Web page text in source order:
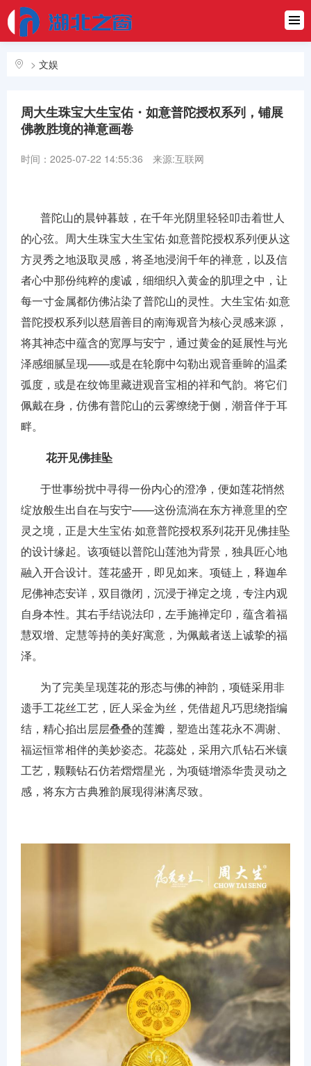
首页
文娱
> 文娱
周大生珠宝大生宝佑・如意普陀授权系列，铺展
佛教胜境的禅意画卷
时间：2025-07-22 14:55:36 来源:互联网
普陀山的晨钟暮鼓，在千年光阴里轻轻叩击着世人
的心弦。周大生珠宝大生宝佑·如意普陀授权系列便从这
方灵秀之地汲取灵感，将圣地浸润千年的禅意，以及信
者心中那份纯粹的虔诚，细细织入黄金的肌理之中，让
每一寸金属都仿佛沾染了普陀山的灵性。大生宝佑·如意
普陀授权系列以慈眉善目的南海观音为核心灵感来源，
将其神态中蕴含的宽厚与安宁，通过黄金的延展性与光
泽感细腻呈现——或是在轮廓中勾勒出观音垂眸的温柔
弧度，或是在纹饰里藏进观音宝相的祥和气韵。将它们
佩戴在身，仿佛有普陀山的云雾缭绕于侧，潮音伴于耳
畔。
花开见佛挂坠
于世事纷扰中寻得一份内心的澄净，便如莲花悄然
绽放般生出自在与安宁——这份流淌在东方禅意里的空
灵之境，正是大生宝佑·如意普陀授权系列花开见佛挂坠
的设计缘起。该项链以普陀山莲池为背景，独具匠心地
融入开合设计。莲花盛开，即见如来。项链上，释迦牟
尼佛神态安详，双目微闭，沉浸于禅定之境，专注内观
自身本性。其右手结说法印，左手施禅定印，蕴含着福
慧双增、定慧等持的美好寓意，为佩戴者送上诚挚的福
泽。
为了完美呈现莲花的形态与佛的神韵，项链采用非
遗手工花丝工艺，匠人采金为丝，凭借超凡巧思绕指编
结，精心掐出层层叠叠的莲瓣，塑造出莲花永不凋谢、
福运恒常相伴的美妙姿态。花蕊处，采用六爪钻石米镶
工艺，颗颗钻石仿若熠熠星光，为项链增添华贵灵动之
感，将东方古典雅韵展现得淋漓尽致。